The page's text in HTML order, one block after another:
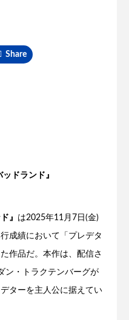
Share
ドランド』
』 は2025年11月7日(金)
成績において「プレデタ
作品だ。本作は、配信さ
ン・トラクテンバーグが
ターを主人公に据えてい